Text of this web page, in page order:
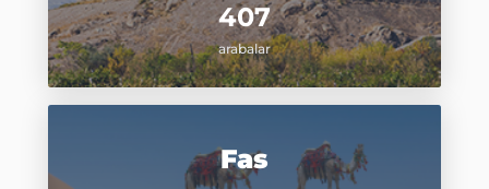
407
arabalar
Fas